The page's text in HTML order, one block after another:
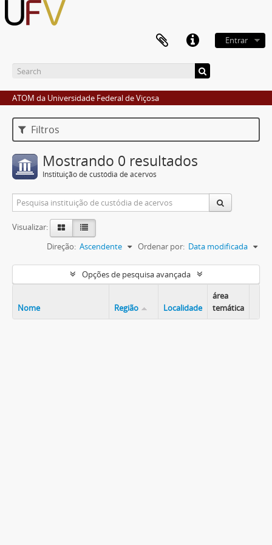
Entrar
ATOM da Universidade Federal de Viçosa
Filtros
Mostrando 0 resultados
Instituição de custódia de acervos
Visualizar:
Ordenar por: Data modificada
Direção: Ascendente
Opções de pesquisa avançada
Nome Região Localidade
área
temática